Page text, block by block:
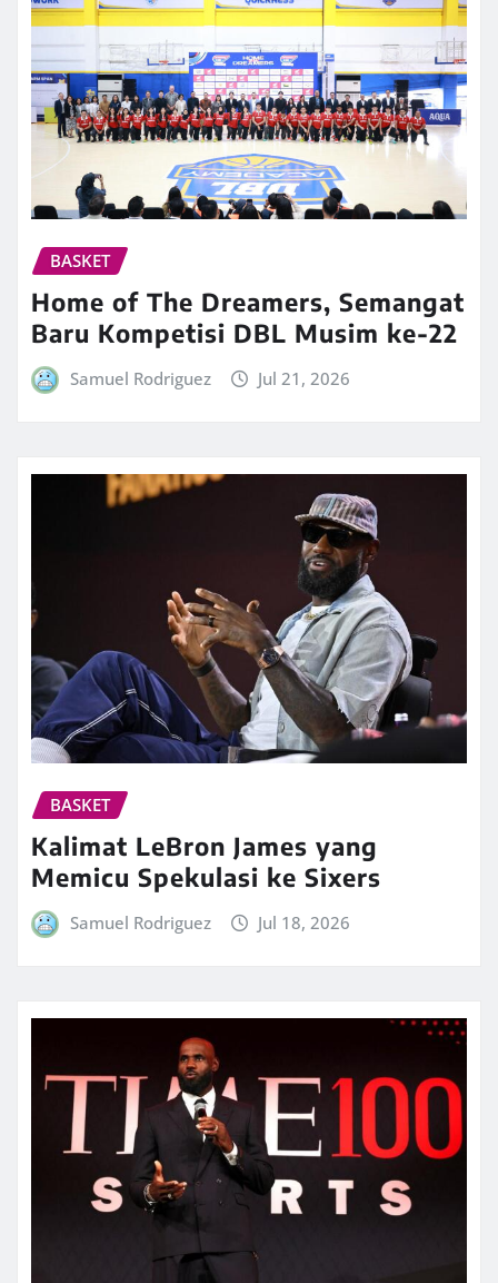
BASKET
Home of The Dreamers, Semangat
Baru Kompetisi DBL Musim ke-22
Samuel Rodriguez Jul 21, 2026
BASKET
Kalimat LeBron James yang
Memicu Spekulasi ke Sixers
Samuel Rodriguez Jul 18, 2026